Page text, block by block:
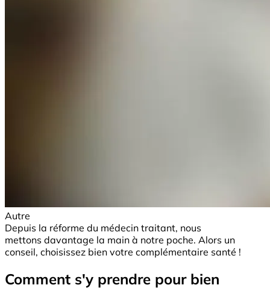
Autre
Depuis la réforme du médecin traitant, nous
mettons davantage la main à notre poche. Alors un
conseil, choisissez bien votre complémentaire santé !
Comment s'y prendre pour bien